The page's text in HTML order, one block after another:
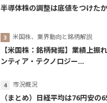
半導体株の調整は底値をつけたか
米国株、業界動向と銘柄解説
【米国株：銘柄発掘】業績上振
ンティア・テクノロジー...
市況概況
（まとめ）日経平均は76円安の